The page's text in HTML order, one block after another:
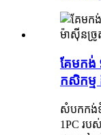
គែមកង់
កសិកម្
សំបកកង់ទំ
1PC រប